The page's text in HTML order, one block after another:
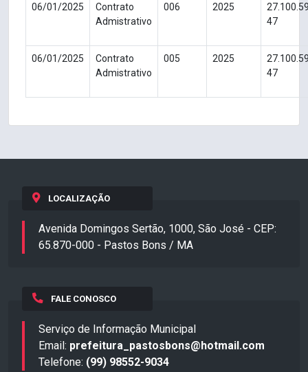
06/01/2025
Contrato
Admistrativo
006 2025
47
06/01/2025
Contrato
Admistrativo
005 2025
47
LOCALIZAÇÃO
Avenida Domingos Sertão, 1000, São José - CEP:
65.870-000 - Pastos Bons / MA
FALE CONOSCO
Serviço de Informação Municipal
Email: prefeitura_pastosbons@hotmail.com
Telefone: (99) 98552-9034